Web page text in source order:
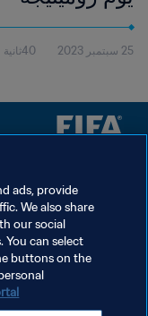
25 سبتمبر 2023 40ثانية
شروط الخدمة
إدارة تفضيلات ملفات تعريف
حقوق النشر والطبع والتأليف © ١٩٩٤ - ٢٠٢٦ FIFA. جميع الحقوق محفوظة.
ads, provide
We also share
our social
You can select
buttons on the